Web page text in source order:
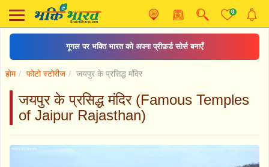
0
शिव स्तुति
होम फोटो स्टोरीज जयपुर के प्रसिद्ध मंदिर
जयपुर के प्रसिद्ध मंदिर (Famous Temples
of Jaipur Rajasthan)